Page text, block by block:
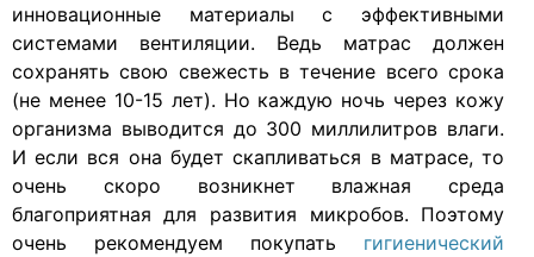
инновационные материалы с эффективными
системами вентиляции. Ведь матрас должен
сохранять свою свежесть в течение всего срока
(не менее 10-15 лет). Но каждую ночь через кожу
организма выводится до 300 миллилитров влаги.
И если вся она будет скапливаться в матрасе, то
очень скоро возникнет влажная среда
благоприятная для развития микробов. Поэтому
очень рекомендуем покупать гигиенический